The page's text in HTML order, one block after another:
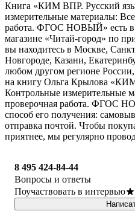
Книга «КИМ ВПР. Русский
измерительные материалы:
работа. ФГОС НОВЫЙ» есть в
магазине «Читай-город» по
вы находитесь в Москве,
Новгороде, Казани,
любом другом регионе
на книгу Ольга Крылова
Контрольные измерительные
проверочная работа. ФГОС
способ его получения:
отправка почтой. Чтобы
приятнее, мы регулярно
8 495 424-84-44
Вопросы и ответы
Поучаствовать в интервью